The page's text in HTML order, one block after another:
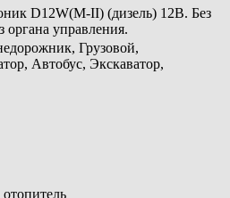
D12W(M-II) (дизель) 12В. Без
органа управления.
Грузовой,
Автобус, Экскаватор,